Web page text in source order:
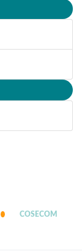
COSECOM